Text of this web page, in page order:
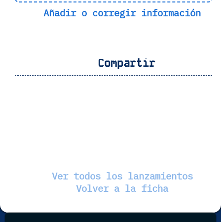
Añadir o corregir información
Compartir
Ver todos los lanzamientos
Volver a la ficha